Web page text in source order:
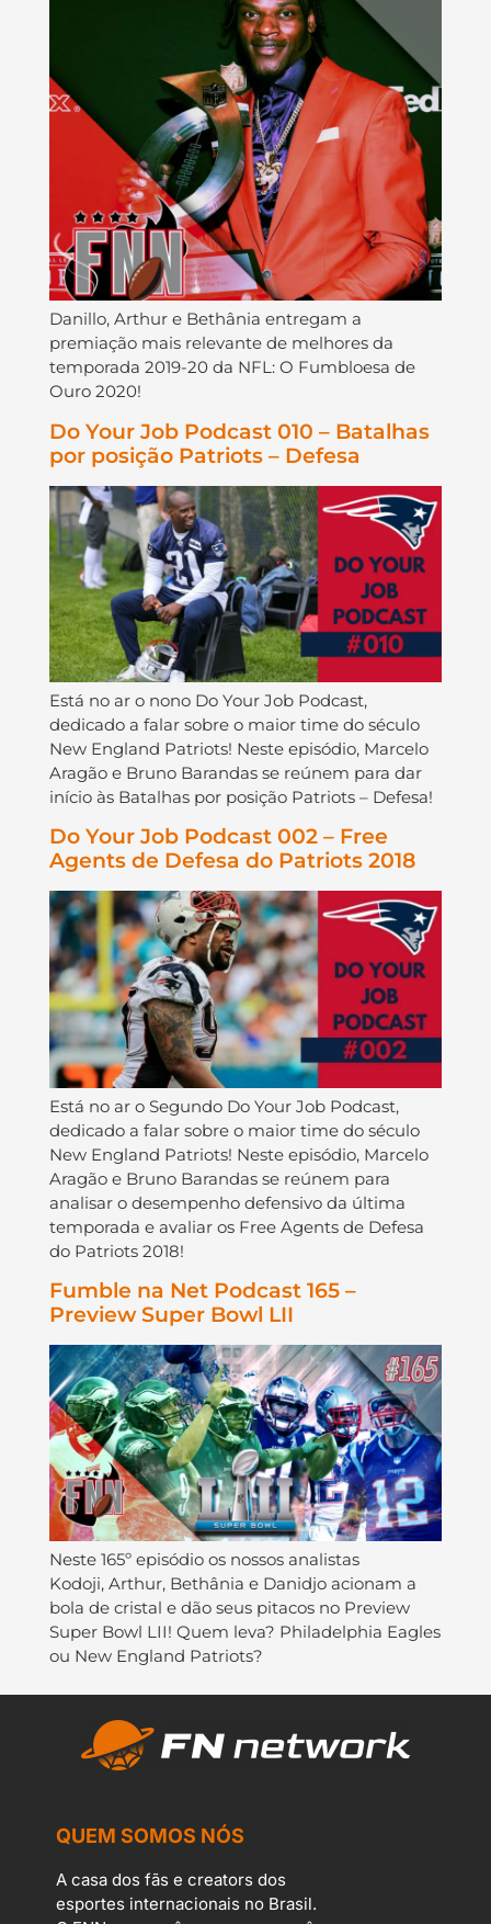
Danillo, Arthur e Bethânia entregam a
premiação mais relevante de melhores da
temporada 2019-20 da NFL: O Fumbloesa de
Ouro 2020!
Do Your Job Podcast 010 – Batalhas
por posição Patriots – Defesa
Está no ar o nono Do Your Job Podcast,
dedicado a falar sobre o maior time do século
New England Patriots! Neste episódio, Marcelo
Aragão e Bruno Barandas se reúnem para dar
início às Batalhas por posição Patriots – Defesa!
Do Your Job Podcast 002 – Free
Agents de Defesa do Patriots 2018
Está no ar o Segundo Do Your Job Podcast,
dedicado a falar sobre o maior time do século
New England Patriots! Neste episódio, Marcelo
Aragão e Bruno Barandas se reúnem para
analisar o desempenho defensivo da última
temporada e avaliar os Free Agents de Defesa
do Patriots 2018!
Fumble na Net Podcast 165 –
Preview Super Bowl LII
Neste 165º episódio os nossos analistas
Kodoji, Arthur, Bethânia e Danidjo acionam a
bola de cristal e dão seus pitacos no Preview
Super Bowl LII! Quem leva? Philadelphia Eagles
ou New England Patriots?
QUEM SOMOS NÓS
A casa dos fãs e creators dos
esportes internacionais no Brasil.